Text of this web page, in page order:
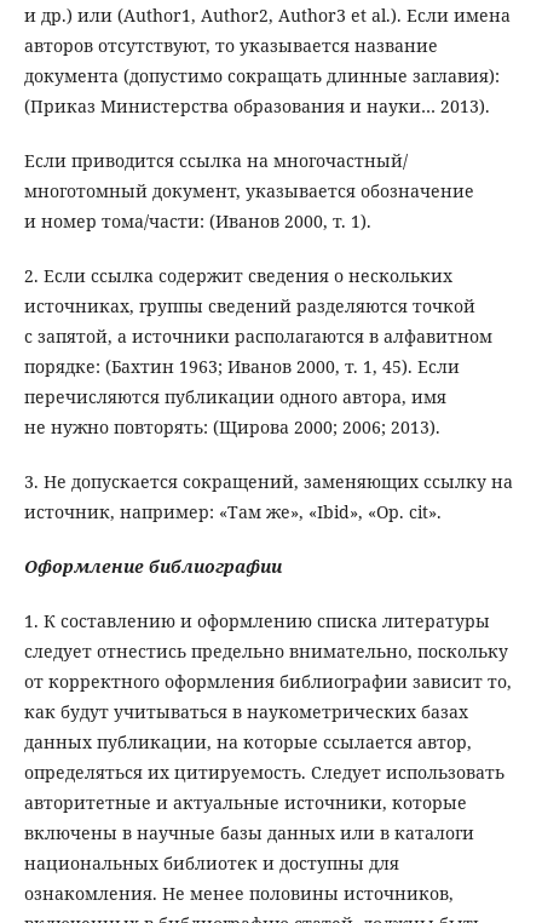
и др.) или (Author1, Author2, Author3 et al.). Если имена
авторов отсутствуют, то указывается название
документа (допустимо сокращать длинные заглавия):
(Приказ Министерства образования и науки… 2013).
Если приводится ссылка на многочастный/
многотомный документ, указывается обозначение
и номер тома/части: (Иванов 2000, т. 1).
2. Если ссылка содержит сведения о нескольких
источниках, группы сведений разделяются точкой
с запятой, а источники располагаются в алфавитном
порядке: (Бахтин 1963; Иванов 2000, т. 1, 45). Если
перечисляются публикации одного автора, имя
не нужно повторять: (Щирова 2000; 2006; 2013).
3. Не допускается сокращений, заменяющих ссылку на
источник, например: «Там же», «Ibid», «Op. cit».
Оформление библиографии
1. К составлению и оформлению списка литературы
следует отнестись предельно внимательно, поскольку
от корректного оформления библиографии зависит то,
как будут учитываться в наукометрических базах
данных публикации, на которые ссылается автор,
определяться их цитируемость. Следует использовать
авторитетные и актуальные источники, которые
включены в научные базы данных или в каталоги
национальных библиотек и доступны для
ознакомления. Не менее половины источников,